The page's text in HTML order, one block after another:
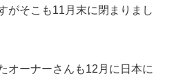
がそこも11月末に閉まりまし
オーナーさんも12月に日本に